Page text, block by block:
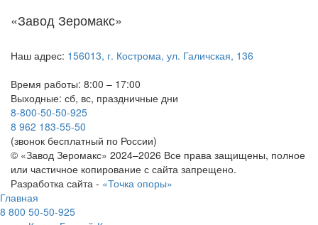
«Завод Зеромакс»
Наш адрес: 156013, г. Кострома, ул. Галичская, 136
Время работы: 8:00 – 17:00
Выходные: сб, вс, праздничные дни
8-800-50-50-925
8 962 183-55-50
(звонок бесплатный по России)
© «Завод Зеромакс» 2024–2026 Все права защищены, полное
или частичное копирование с сайта запрещено.
Разработка сайта - «Точка опоры»
Главная
8 800 50-50-925